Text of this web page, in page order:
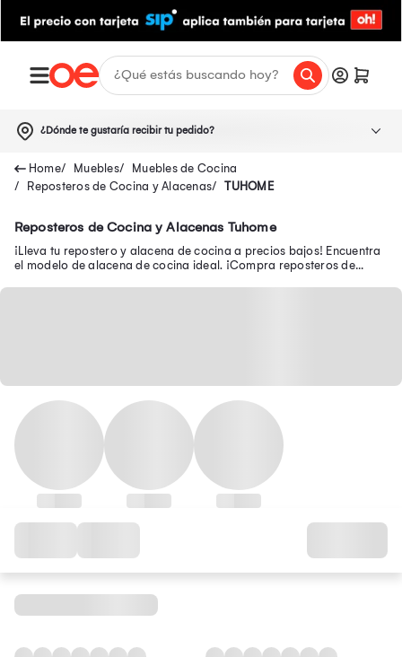
¿Dónde te gustaría recibir tu pedido?
Muebles
Muebles de Cocina
Reposteros de Cocina y Alacenas
TUHOME
Reposteros de Cocina y Alacenas Tuhome
¡Lleva tu repostero y alacena de cocina a precios bajos! Encuentra
el modelo de alacena de cocina ideal. ¡Compra reposteros de